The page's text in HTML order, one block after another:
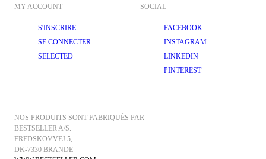
MY ACCOUNT
S'INSCRIRE
SE CONNECTER
SELECTED+
SOCIAL
FACEBOOK
INSTAGRAM
LINKEDIN
PINTEREST
NOS PRODUITS SONT FABRIQUÉS PAR
BESTSELLER A/S.
FREDSKOVVEJ 5,
DK-7330 BRANDE